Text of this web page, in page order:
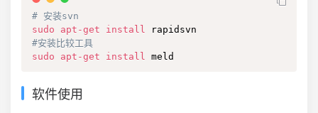
# 安装svn
sudo
apt-get install
#安装比较工具
sudo
apt-get install meld
软件使用